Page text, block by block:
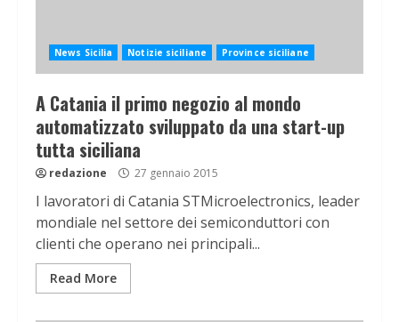
News Sicilia Notizie siciliane Province siciliane
A Catania il primo negozio al mondo
automatizzato sviluppato da una start-up
tutta siciliana
redazione 27 gennaio 2015
I lavoratori di Catania STMicroelectronics, leader
mondiale nel settore dei semiconduttori con
clienti che operano nei principali...
Read More